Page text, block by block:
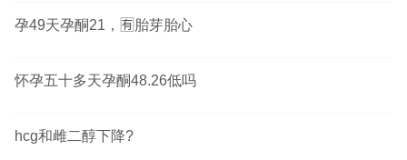
孕49天孕酮21，🈶️胎芽胎心
怀孕五十多天孕酮48.26低吗
hcg和雌二醇下降?